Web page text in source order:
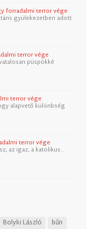
forradalmi terror vége
gyülekezetben adott
terror vége
püspökké
terror vége
alapvető különbség
terror vége
az igaz, a katolikus…
Bolyki László
bűn